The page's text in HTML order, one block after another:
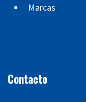
Marcas
Contacto